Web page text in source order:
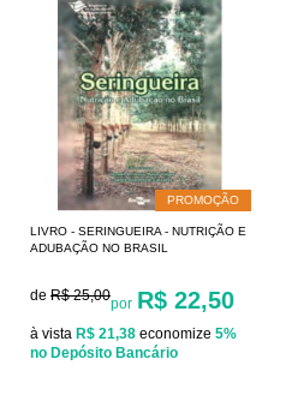
PROMOÇÃO
LIVRO - SERINGUEIRA - NUTRIÇÃO E
ADUBAÇÃO NO BRASIL
de R$ 25,00por R$ 22,50
à vista R$ 21,38 economize 5%
no Depósito Bancário